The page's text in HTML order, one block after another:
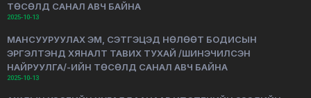
ТӨСӨЛД САНАЛ АВЧ БАЙНА
2025-10-13
МАНСУУРУУЛАХ ЭМ, СЭТГЭЦЭД НӨЛӨӨТ БОДИСЫН
ЭРГЭЛТЭНД ХЯНАЛТ ТАВИХ ТУХАЙ /ШИНЭЧИЛСЭН
НАЙРУУЛГА/-ИЙН ТӨСӨЛД САНАЛ АВЧ БАЙНА
2025-10-13